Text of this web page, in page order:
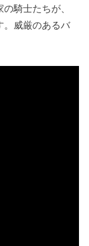
騎士たちが、
。威厳のあるバ